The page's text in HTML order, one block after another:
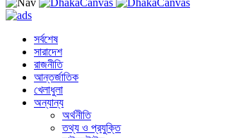
সর্বশেষ
সারাদেশ
রাজনীতি
আন্তর্জাতিক
খেলাধুলা
অন্যান্য
অর্থনীতি
তথ্য ও প্রযুক্তি